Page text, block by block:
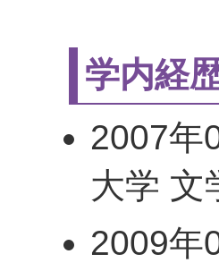
学内経
2007年
大学 文
2009年